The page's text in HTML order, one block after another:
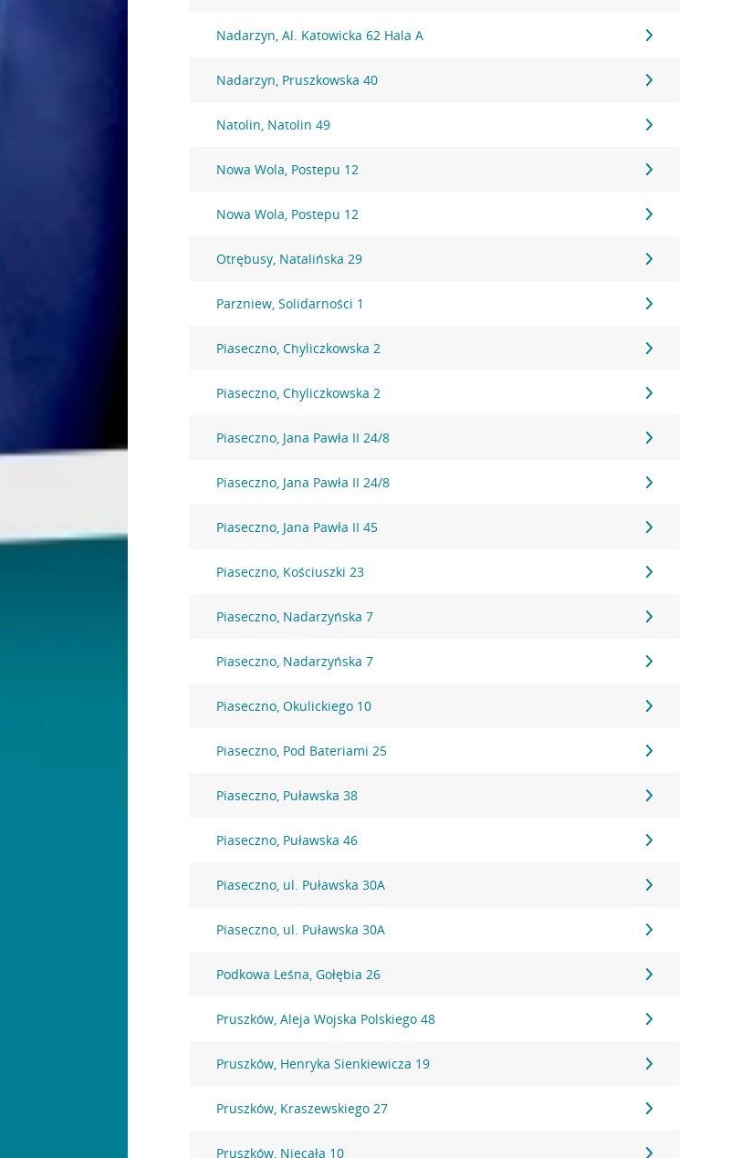
Nadarzyn, Al. Katowicka 62 Hala A
Nadarzyn, Pruszkowska 40
Natolin, Natolin 49
Nowa Wola, Postepu 12
Nowa Wola, Postepu 12
Otrębusy, Natalińska 29
Parzniew, Solidarności 1
Piaseczno, Chyliczkowska 2
Piaseczno, Chyliczkowska 2
Piaseczno, Jana Pawła II 24/8
Piaseczno, Jana Pawła II 24/8
Piaseczno, Jana Pawła II 45
Piaseczno, Kościuszki 23
Piaseczno, Nadarzyńska 7
Piaseczno, Nadarzyńska 7
Piaseczno, Okulickiego 10
Piaseczno, Pod Bateriami 25
Piaseczno, Puławska 38
Piaseczno, Puławska 46
Piaseczno, ul. Puławska 30A
Piaseczno, ul. Puławska 30A
Podkowa Leśna, Gołębia 26
Pruszków, Aleja Wojska Polskiego 48
Pruszków, Henryka Sienkiewicza 19
Pruszków, Kraszewskiego 27
Pruszków, Niecała 10